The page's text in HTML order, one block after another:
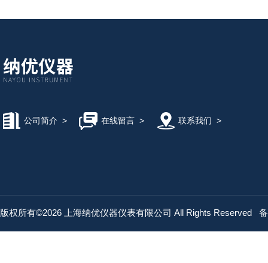
公司简介 > 在线留言> 联系我们 >
版权所有©2026 上海纳优仪器仪表有限公司 All Rights Reserved